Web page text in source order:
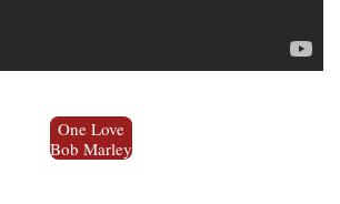
One Love
Bob Marley